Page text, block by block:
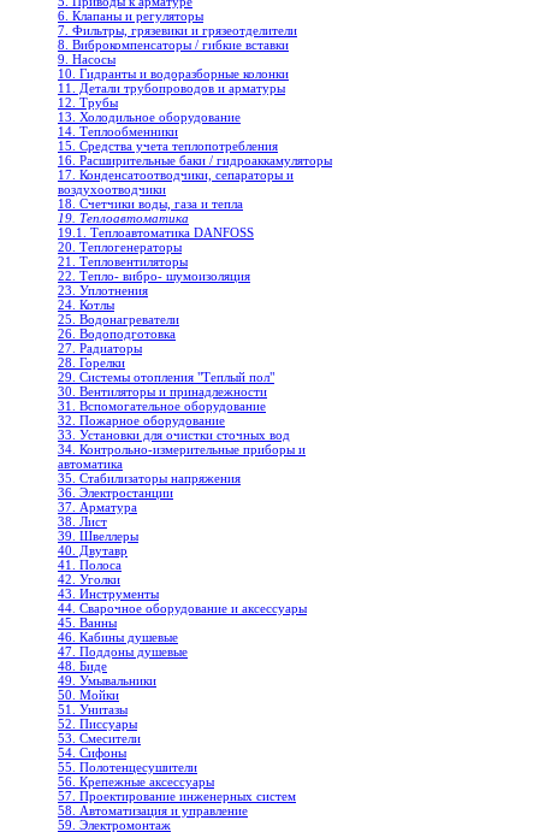
6. Клапаны и регуляторы
7. Фильтры, грязевики и грязеотделители
8. Виброкомпенсаторы / гибкие вставки
9. Насосы
10. Гидранты и водоразборные колонки
11. Детали трубопроводов и арматуры
12. Трубы
13. Холодильное oборудование
14. Теплообменники
15. Средства учета теплопотребления
16. Расширительные баки / гидроаккамуляторы
17. Конденсатоотводчики, сепараторы и
воздухоотводчики
18. Счетчики воды, газа и тепла
19. Теплоавтоматика
19.1. Теплоавтоматика DANFOSS
20. Теплогенераторы
21. Тепловентиляторы
22. Тепло- вибро- шумоизоляция
23. Уплотнения
24. Котлы
25. Водонагреватели
26. Водоподготовка
27. Радиаторы
28. Горелки
29. Системы отопления "Теплый пол"
30. Вентиляторы и принадлежности
31. Вспомогательное оборудование
32. Пожарное оборудование
33. Установки для очистки сточных вод
34. Контрольно-измерительные приборы и
автоматика
35. Стабилизаторы напряжения
36. Электростанции
37. Арматура
38. Лист
39. Швеллеры
40. Двутавр
41. Полоса
42. Уголки
43. Инструменты
44. Сварочное оборудование и аксессуары
45. Ванны
46. Кабины душевые
47. Поддоны душевые
48. Биде
49. Умывальники
50. Мойки
51. Унитазы
52. Писсуары
53. Смесители
54. Сифоны
55. Полотенцесушители
56. Крепежные аксессуары
57. Проектирование инженерных систем
58. Автоматизация и управление
59. Электромонтаж